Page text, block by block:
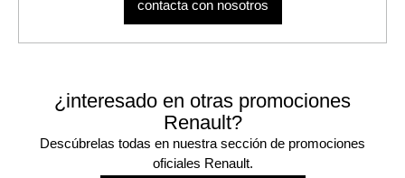
contacta con nosotros
¿interesado en otras promociones
Renault?
Descúbrelas todas en nuestra sección de promociones
oficiales Renault.